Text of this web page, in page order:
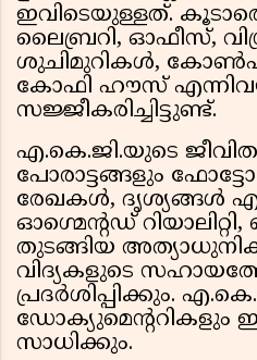
ഇവിടെയുള്ളത്.
ലൈബ്രറി, ഓഫീസ്,
ശുചിമുറികൾ,
കോഫി ഹൗസ്
സജ്ജീകരിച്ചിട്ടുണ്ട്.
എ.കെ.ജി.യുടെ
പോരാട്ടങ്ങളും
രേഖകൾ, ദൃശ്യങ്ങൾ
ഓഗ്മെന്റഡ് റിയാലിറ്റി,
തുടങ്ങിയ
വിദ്യകളുടെ
പ്രദർശിപ്പിക്കും.
ഡോക്യുമെന്ററികളും
സാധിക്കും.